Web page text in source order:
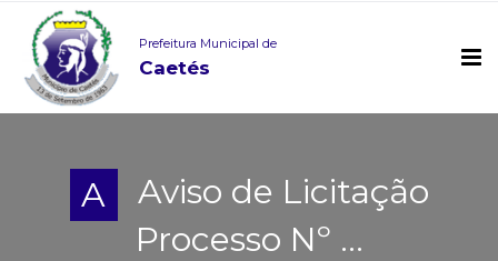
Prefeitura Municipal de
Caetés
A
Aviso de Licitação
Processo Nº ...